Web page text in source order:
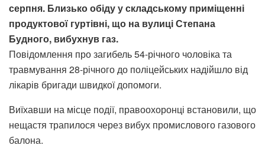
серпня. Близько обіду у складському приміщенні
продуктової гуртівні, що на вулиці Степана
Будного, вибухнув газ.
Повідомлення про загибель 54-річного чоловіка та
травмування 28-річного до поліцейських надійшло від
лікарів бригади швидкої допомоги.
Виїхавши на місце події, правоохоронці встановили, що
нещастя трапилося через вибух промислового газового
балона.